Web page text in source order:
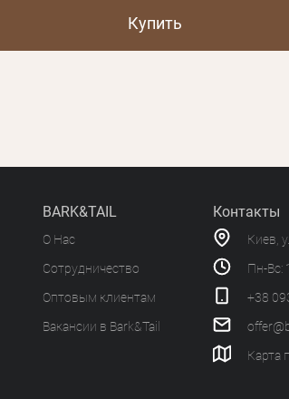
Купить
BARK&TAIL
О Нас
Сотрудничество
Оптовым клиентам
Вакансии в Bark&Tail
Контакты
Киев,
Пн-Вс:
+38
Карта